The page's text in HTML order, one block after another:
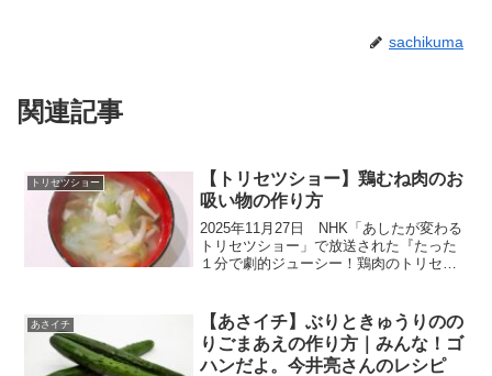
sachikuma
関連記事
トリセツショー
【トリセツショー】鶏むね肉のお
吸い物の作り方
2025年11月27日 NHK「あしたが変わる
トリセツショー」で放送された『たった
１分で劇的ジューシー！鶏肉のトリセ
セツ』。ゲストのココリコ田中さんや紅
しょうがのお二人...
あさイチ
【あさイチ】ぶりときゅうりのの
りごまあえの作り方｜みんな！ゴ
ハンだよ。今井亮さんのレシピ